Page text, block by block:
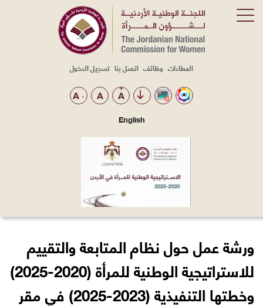
Top
العطاءات وظائف اتصل بنا تسجيل الدخول
- A +
A
English
ورشة عمل حول نظام المتابعة والتقييم
للاستراتيجية الوطنية للمرأة (2020-2025)
وخطتها التنفيذية (2023-2025) في مقر